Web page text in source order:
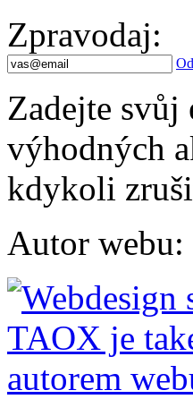
Zpravodaj:
Zadejte svůj
výhodných
kdykoli
Autor webu: